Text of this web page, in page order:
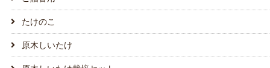
たけのこ
原木しいたけ